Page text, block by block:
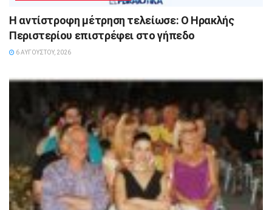
Η αντίστροφη μέτρηση τελείωσε: Ο Ηρακλής
Περιστερίου επιστρέφει στο γήπεδο
6 ΑΥΓΟΎΣΤΟΥ, 2026